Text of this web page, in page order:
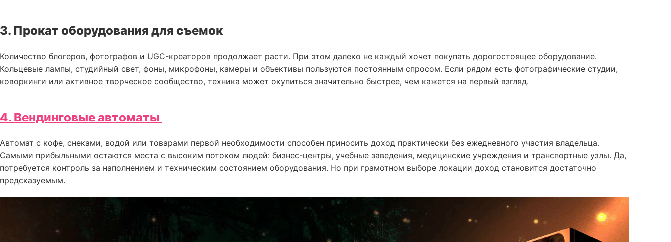
3. Прокат оборудования для съемок
Количество блогеров, фотографов и UGC-креаторов продолжает расти. При этом далеко не каждый хочет покупать дорогостоящее оборудование.
Кольцевые лампы, студийный свет, фоны, микрофоны, камеры и объективы пользуются постоянным спросом. Если рядом есть фотографические студии,
коворкинги или активное творческое сообщество, техника может окупиться значительно быстрее, чем кажется на первый взгляд.
4. Вендинговые автоматы
Автомат с кофе, снеками, водой или товарами первой необходимости способен приносить доход практически без ежедневного участия владельца.
Самыми прибыльными остаются места с высоким потоком людей: бизнес-центры, учебные заведения, медицинские учреждения и транспортные узлы. Да,
потребуется контроль за наполнением и техническим состоянием оборудования. Но при грамотном выборе локации доход становится достаточно
предсказуемым.